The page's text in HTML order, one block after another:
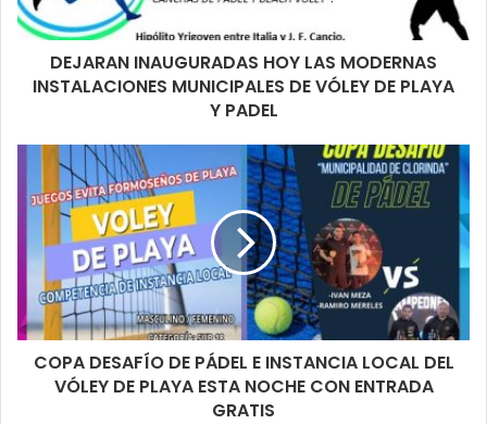
DEJARAN INAUGURADAS HOY LAS MODERNAS
INSTALACIONES MUNICIPALES DE VÓLEY DE PLAYA
Y PADEL
COPA DESAFÍO DE PÁDEL E INSTANCIA LOCAL DEL
VÓLEY DE PLAYA ESTA NOCHE CON ENTRADA
GRATIS